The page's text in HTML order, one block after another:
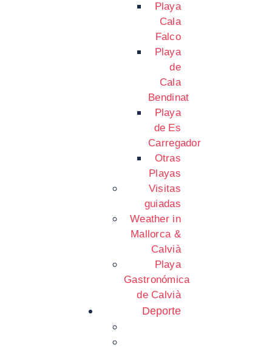
Playa
Cala
Falco
Playa
de
Cala
Bendinat
Playa
de Es
Carregador
Otras
Playas
Visitas
guiadas
Weather in
Mallorca &
Calvià
Playa
Gastronómica
de Calvià
Deporte